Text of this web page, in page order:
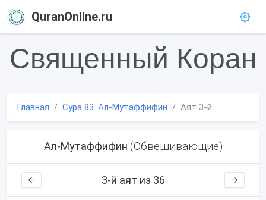
QuranOnline.ru
Священный Коран
Главная Сура 83. Ал-Мутаффифин Аят 3-й
Ал-Мутаффифин (Обвешивающие)
3-й аят из 36